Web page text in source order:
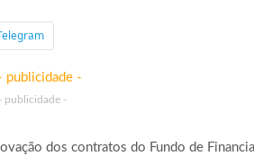
- publicidade -
dos contratos do Fundo de